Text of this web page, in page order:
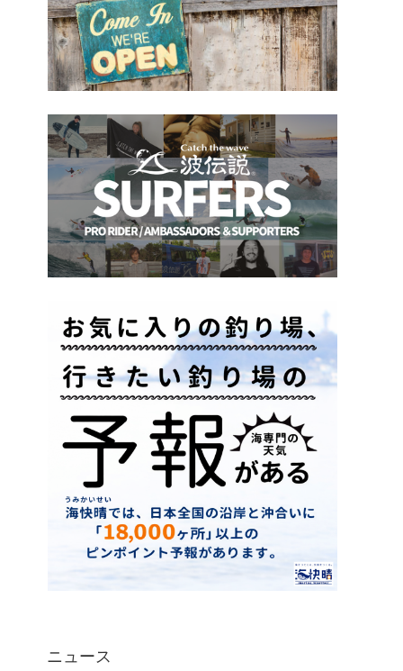
ニュース